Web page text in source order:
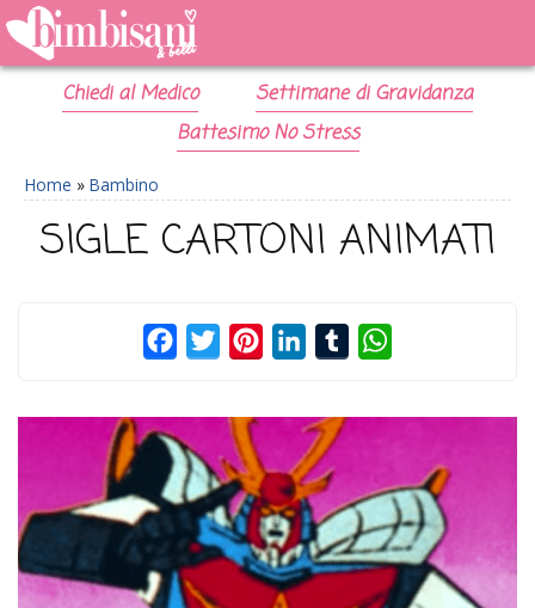
Chiedi al Medico
Settimane di Gravidanza
Battesimo No Stress
Home » Bambino
SIGLE CARTONI ANIMATI
FacebookTwitterPinterestLinkedInTumblr